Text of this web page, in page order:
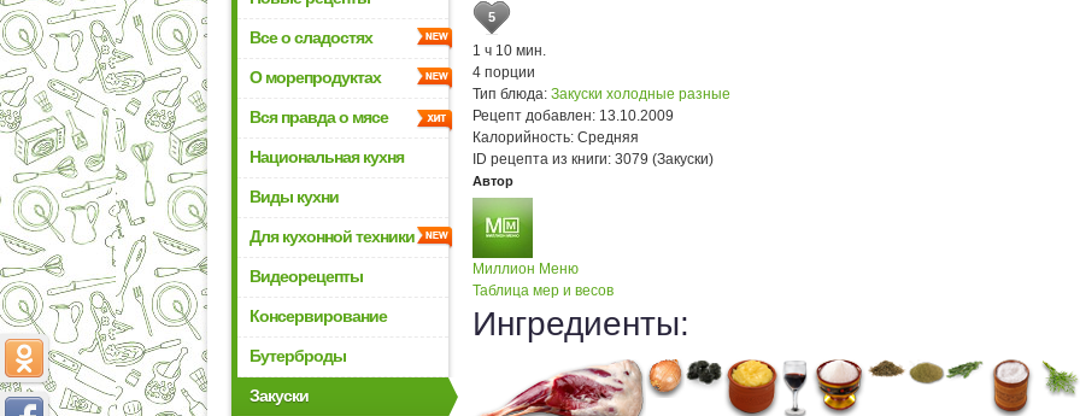
Все о сладостях
О морепродуктах
Вся правда о мясе
Национальная кухня
Виды кухни
Для кухонной техники
Видеорецепты
Консервирование
Бутерброды
Закуски
5
1 ч 10 мин.
4 порции
Тип блюда: Закуски холодные разные
Рецепт добавлен: 13.10.2009
Калорийность: Средняя
ID рецепта из книги: 3079 (Закуски)
Автор
Миллион Меню
Таблица мер и весов
Ингредиенты: